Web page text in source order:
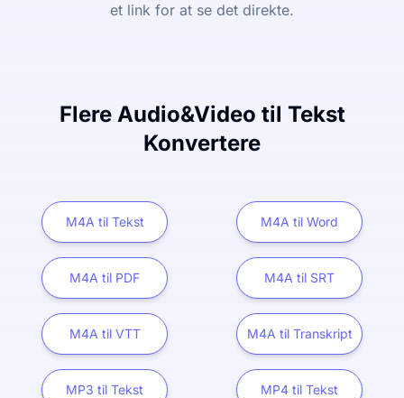
et link for at se det direkte.
Flere Audio&Video til Tekst
Konvertere
M4A til Tekst M4A til Word
M4A til PDF M4A til SRT
M4A til VTT M4A til Transkript
MP3 til Tekst MP4 til Tekst